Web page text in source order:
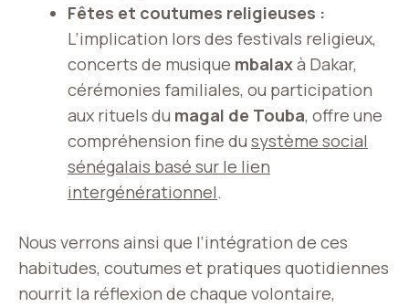
Fêtes et coutumes religieuses :
L’implication lors des festivals religieux,
concerts de musique mbalaxà Dakar,
cérémonies familiales, ou participation
aux rituels du magal de Touba, offre une
compréhension fine du système social
sénégalais basé sur le lien
intergénérationnel.
Nous verrons ainsi que l’intégration de ces
habitudes, coutumes et pratiques quotidiennes
nourrit la réflexion de chaque volontaire,